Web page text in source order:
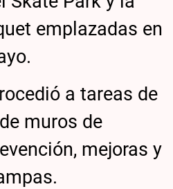
emplazadas en
a tareas de
muros de
mejoras y